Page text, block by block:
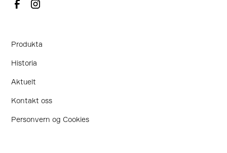
Produkta
Historia
Aktuelt
Kontakt oss
Personvern og Cookies